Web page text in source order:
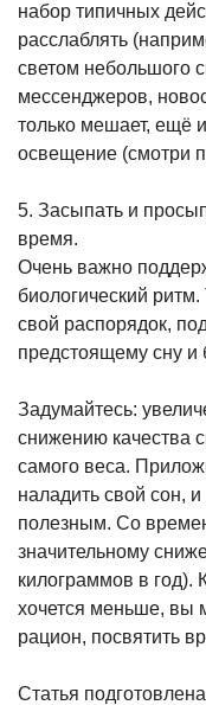
набор типичных
расслаблять
светом небольшого
мессенджеров,
только мешает, ещё
освещение (смотри
5. Засыпать и
время.
Очень важно
биологический
свой распорядок,
предстоящему сну и
Задумайтесь:
снижению качества
самого веса.
наладить свой сон,
полезным. Со
значительному
килограммов в год).
хочется меньше, вы
рацион, посвятить
Статья